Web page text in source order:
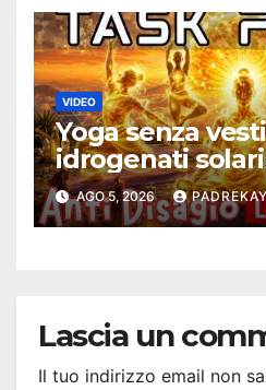
VIDEO
Yoga senza
idrogenati solari
Antidisagio 63
AGO 5, 2026
Lascia un
Il tuo indirizzo email non